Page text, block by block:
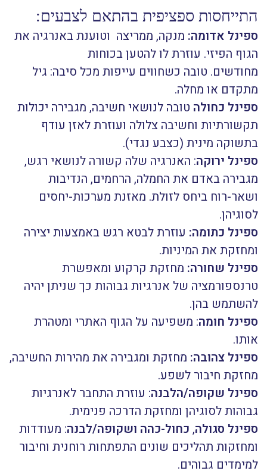
התייחסות ספציפית בהתאם לצבעים:
ספינל אדומה: מנקה, ממריצה וטוענת באנרגיה את
הגוף הפיזי. עוזרת לו להטען בכוחות
מחודשים. טובה כשחווים עייפות מכל סיבה: גיל
מתקדם או מחלה.
ספינל כחולה טובה לנושאי חשיבה, מגבירה יכולות
תקשורתיות וחשיבה צלולה ועוזרת לאזן עודף
בתשוקה מינית (כצבע נגדי).
ספינל ירוקה: האנרגיה שלה קשורה לנושאי רגש,
מגבירה באדם את החמלה, הרחמים, הנדיבות
ושאר-רוח ביחס לזולת. מאזנת מערכות-יחסים
לסוגיהן.
ספינל כתומה: עוזרת לבטא רגש באמצעות יצירה
ומחזקת את המיניות.
ספינל שחורה: מחזקת קרקוע ומאפשרת
טרנספורמציה של אנרגיות גבוהות כך שניתן יהיה
להשתמש בהן.
ספינל חומה: משפיעה על הגוף האתרי ומטהרת
אותו.
ספינל צהובה: מחזקת ומגבירה את מהירות החשיבה,
מחזקת חיבור לשפע.
ספינל שקופה/הלבנה: עוזרת התחבר לאנרגיות
גבוהות לסוגיהן ומחזקת הדרכה פנימית.
ספינל סגולה, כחול-כהה ושקופה/לבנה: מעודדות
ומחזקות תהליכים שונים התפתחות רוחנית וחיבור
למימדים גבוהים.